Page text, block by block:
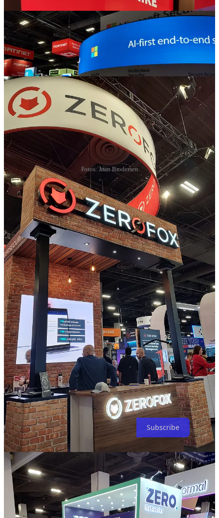
Fotos: Juan Brodersen
🔗 Más info
El Departamento de Estado de EE.UU.ofrece10 millones de
dólares por el grupo iraní CyberAv3ngers
Cozy Bear (Midnight Blizzard) habríaatacadoal gobierno de
Reino Unido a principios de año
Rusia
bloqueaYouTube por completo
El grupo de ransomware Royal se rebrandeó a BlackSuit
Una vulnerabilidad en Windows Update permite downgradear
componentes del OS
1Passwordarreglóun zero day
Share
Juan Brodersen
Subscribe
3
1
Share
Discussion about this post